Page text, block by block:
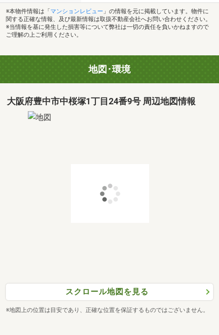
※本物件情報は「 マンションレビュー 」の情報を元に掲載しています。物件に
関する正確な情報、及び最新情報は取扱不動産会社へお問い合わせください。
※当情報を基に発生した損害等について弊社は一切の責任を負いかねますので
ご理解の上ご利用ください。
地図･環境
大阪府豊中市中桜塚1丁目24番9号 周辺地図情報
スクロール地図を見る
※地図上の位置は目安であり、正確な位置を保証するものではございません。